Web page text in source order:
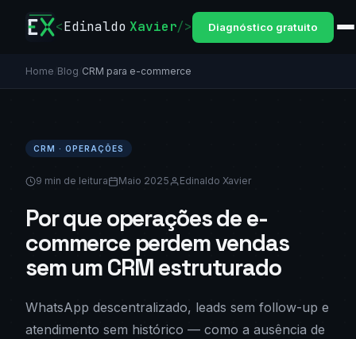
<Edinaldo Xavier/> Diagnóstico gratuito
Home Blog CRM para e-commerce
CRM · OPERAÇÕES
9 min de leitura Maio 2025 Edinaldo Xavier
Por que operações de e-
commerce perdem vendas
sem um CRM estruturado
WhatsApp descentralizado, leads sem follow-up e
atendimento sem histórico — como a ausência de